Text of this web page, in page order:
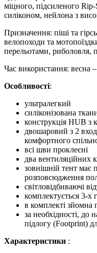
міцного, підсиленого
силіконом, нейлона з
Призначення: піші та
велопоходи та
перельотами, риболовля,
Час використання: весна –
Особливості:
ультралегкий
силіконізована
конструкція HUB з
двошаровий з 2
комфортного
всі шви проклеєні
два вентиляційних
зовнішній тент має
розповсюдження
світловідбиваючі
комплектується 3-х
в комплекті зйомна
за необхідності,
підлогу (Footprint)
Характеристики :